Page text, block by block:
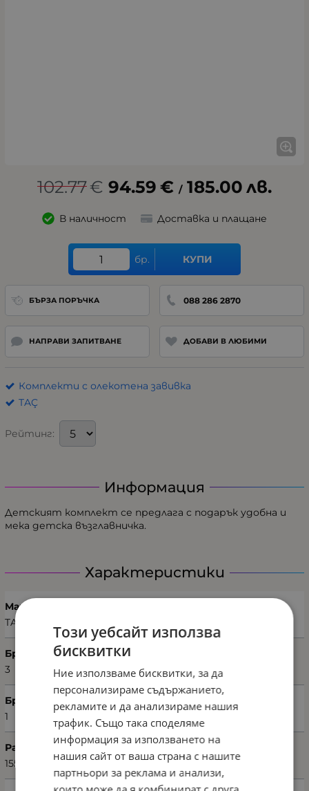
102.77€ 94.59 € / 185.00 лв.
В наличност Доставка и плащане
бр. КУПИ
БЪРЗА ПОРЪЧКА 088 286 2870
НАПРАВИ ЗАПИТВАНЕ ДОБАВИ В ЛЮБИМИ
Комплекти с олекотена завивка
TAÇ
Рейтинг:
Информация
Детският комплект се предлага с подарък удобна и
мека детска възглавничка.
Характеристики
Марка
TAÇ
Брой части
3
Брой калъфки
1
Размери на олекотената завивка (Ш х В)
155 х 215 см
Този уебсайт използва
бисквитки
Ние използваме бисквитки, за да
персонализираме съдържанието,
рекламите и да анализираме нашия
трафик. Също така споделяме
информация за използването на
нашия сайт от ваша страна с нашите
партньори за реклама и анализи,